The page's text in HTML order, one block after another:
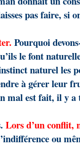
pas faire, si
Pourquoi
le font
naturel les
à gérer leur
mal est fait, il y
Lors d’un conflit,
ou